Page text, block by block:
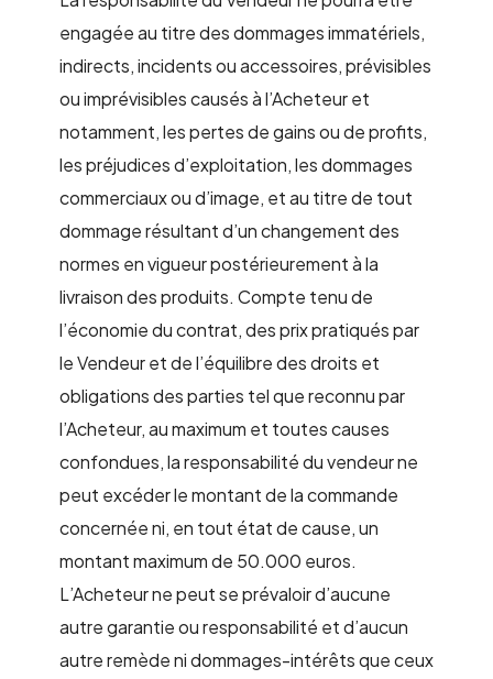
engagée au titre des dommages immatériels,
indirects, incidents ou accessoires, prévisibles
ou imprévisibles causés à l’Acheteur et
notamment, les pertes de gains ou de profits,
les préjudices d’exploitation, les dommages
commerciaux ou d’image, et au titre de tout
dommage résultant d’un changement des
normes en vigueur postérieurement à la
livraison des produits. Compte tenu de
l’économie du contrat, des prix pratiqués par
le Vendeur et de l’équilibre des droits et
obligations des parties tel que reconnu par
l’Acheteur, au maximum et toutes causes
confondues, la responsabilité du vendeur ne
peut excéder le montant de la commande
concernée ni, en tout état de cause, un
montant maximum de 50.000 euros.
L’Acheteur ne peut se prévaloir d’aucune
autre garantie ou responsabilité et d’aucun
autre remède ni dommages-intérêts que ceux